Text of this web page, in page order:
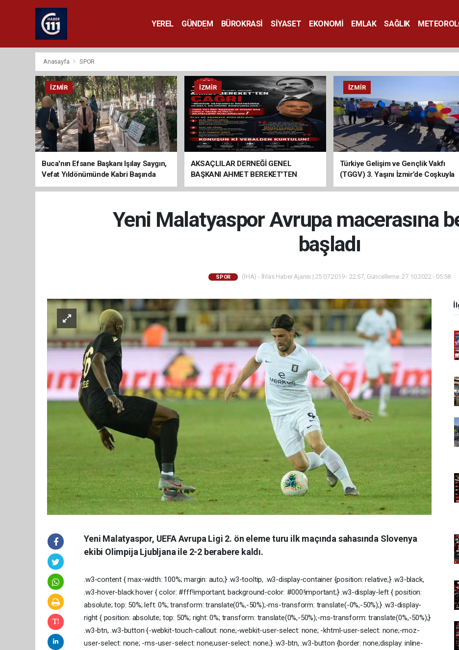
YEREL GÜNDEM BÜROKRASİ SİYASET EKONOMİ EMLAK SAĞLIK
Anasayfa SPOR
İZMIR
Buca'nın Efsane Başkanı Işılay Saygın,
Vefat Yıldönümünde Kabri Başında
Anıldı
İZMIR
AKSAÇLILAR DERNEĞİ GENEL
BAŞKANI AHMET BEREKET'TEN
ÇAĞRI
İZMIR
Türkiye Gelişim ve Gençlik Vakfı
(TGGV) 3. Yaşını İzmir’de Coşkuyla
Kutladı
Yeni Malatyaspor Avrupa macerasına
başladı
SPOR (İHA) - İhlas Haber Ajansı | 25.07.2019 - 22:57, Güncelleme: 27.10.2022 - 05:58
Yeni Malatyaspor, UEFA Avrupa Ligi 2. ön eleme turu ilk maçında sahasında Slovenya
ekibi Olimpija Ljubljana ile 2-2 berabere kaldı.
.w3-content { max-width: 100%; margin: auto;} .w3-tooltip, .w3-display-container {position: relative;} .w3-black,
.w3-hover-black:hover { color: #fff!important; background-color: #000!important;} .w3-display-left { position:
absolute; top: 50%; left: 0%; transform: translate(0%,-50%);-ms-transform: translate(-0%,-50%);} .w3-display-
right { position: absolute; top: 50%; right: 0%; transform: translate(0%,-50%);-ms-transform: translate(0%,-50%);}
.w3-btn, .w3-button {-webkit-touch-callout: none;-webkit-user-select: none; -khtml-user-select: none;-moz-
user-select: none; -ms-user-select: none;user-select: none;} .w3-btn, .w3-button {border: none;display: inline-